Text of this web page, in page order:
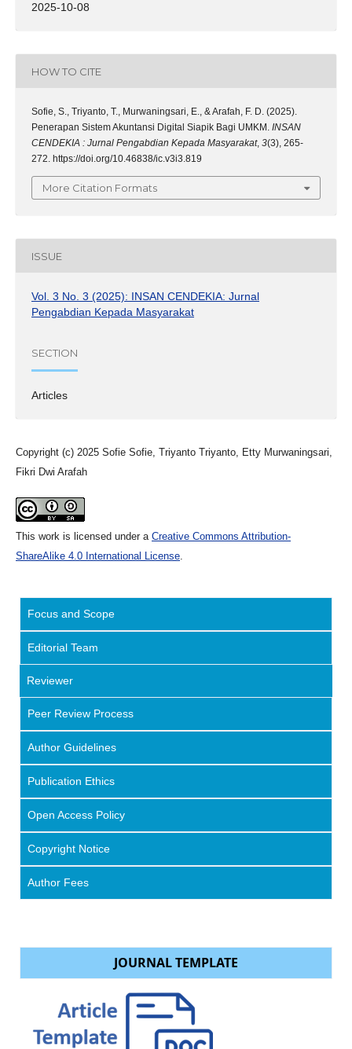
2025-10-08
HOW TO CITE
Sofie, S., Triyanto, T., Murwaningsari, E., & Arafah, F. D. (2025).
Penerapan Sistem Akuntansi Digital Siapik Bagi UMKM. INSAN
CENDEKIA : Jurnal Pengabdian Kepada Masyarakat, 3(3), 265-
272. https://doi.org/10.46838/ic.v3i3.819
More Citation Formats
ISSUE
Vol. 3 No. 3 (2025): INSAN CENDEKIA: Jurnal
Pengabdian Kepada Masyarakat
SECTION
Articles
Copyright (c) 2025 Sofie Sofie, Triyanto Triyanto, Etty Murwaningsari,
Fikri Dwi Arafah
This work is licensed under a Creative Commons Attribution-
ShareAlike 4.0 International License.
Focus and Scope
Editorial Team
Reviewer
Peer Review Process
Author Guidelines
Publication Ethics
Open Access Policy
Copyright Notice
Author Fees
JOURNAL TEMPLATE